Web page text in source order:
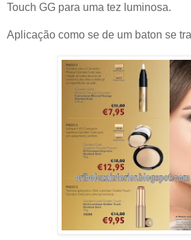
Touch GG para uma tez luminosa.
Aplicação como se de um baton se